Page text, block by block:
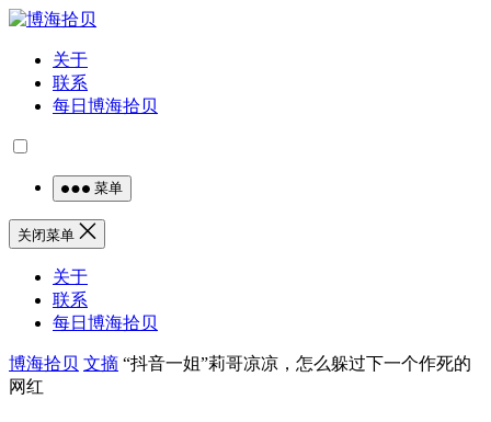
关于
联系
每日博海拾贝
菜单
关闭菜单
关于
联系
每日博海拾贝
博海拾贝 文摘 “抖音一姐”莉哥凉凉，怎么躲过下一个作死的
网红